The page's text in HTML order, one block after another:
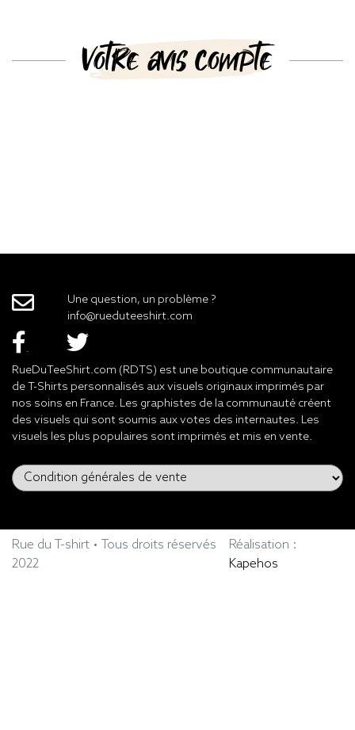
Votre avis compte
Une question, un problème ?
info@rueduteeshirt.com
RueDuTeeShirt.com (RDTS) est une boutique communautaire
de T-Shirts personnalisés aux visuels originaux imprimés par
nos soins en France. Les graphistes de la communauté créent
des visuels qui sont soumis aux votes des internautes. Les
visuels les plus populaires sont imprimés et mis en vente.
Rue du T-shirt • Tous droits réservés
2022
Réalisation :
Kapehos